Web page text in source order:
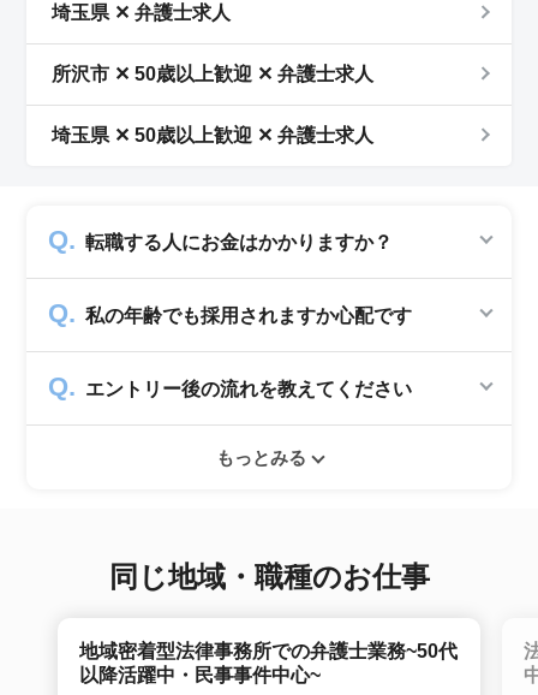
埼玉県 ✕ 弁護士求人
所沢市 ✕ 50歳以上歓迎 ✕ 弁護士求人
埼玉県 ✕ 50歳以上歓迎 ✕ 弁護士求人
転職する人にお金はかかりますか？
していますので、転職希望者の方からは費用は
一切発生致しません。
私の年齢でも採用されますか心配です
業のみ掲載をしています。60代・70代以上の
就職実績も多数ありますので年齢に気負いせず
ぜひ紹介依頼へ進んでください。
エントリー後の流れを教えてください
ーとヒアリングのお時間を頂きます。その後希
もっとみる
同じ地域・職種のお仕事
地域密着型法律事務所での弁護士業務~50代
以降活躍中・民事事件中心~